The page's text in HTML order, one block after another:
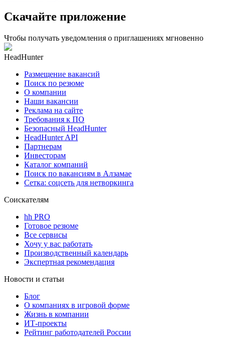
Скачайте приложение
Чтобы получать уведомления о приглашениях мгновенно
HeadHunter
Размещение вакансий
Поиск по резюме
О компании
Наши вакансии
Реклама на сайте
Требования к ПО
Безопасный HeadHunter
HeadHunter API
Партнерам
Инвесторам
Каталог компаний
Поиск по вакансиям в Алзамае
Сетка: соцсеть для нетворкинга
Соискателям
hh PRO
Готовое резюме
Все сервисы
Хочу у вас работать
Производственный календарь
Экспертная рекомендация
Новости и статьи
Блог
О компаниях в игровой форме
Жизнь в компании
ИТ-проекты
Рейтинг работодателей России